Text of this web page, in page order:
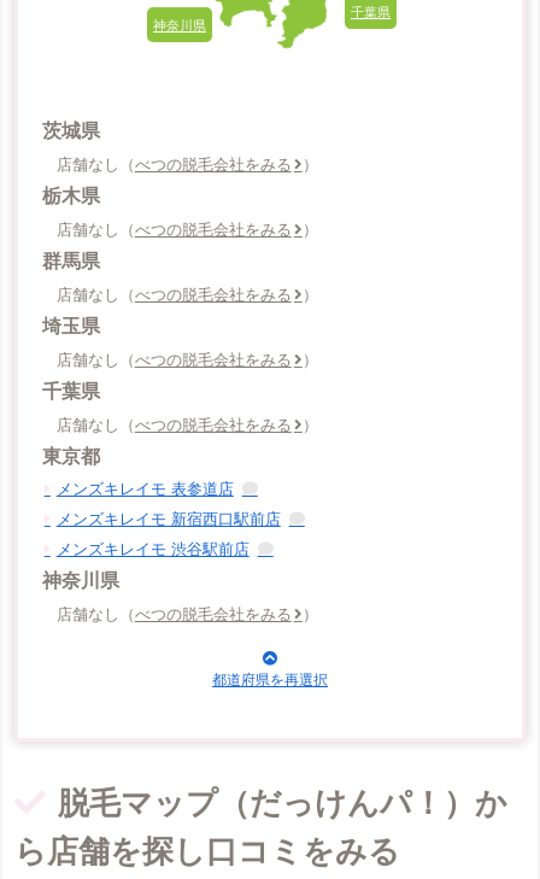
千葉県
神奈川県
茨城県
店舗なし（べつの脱毛会社をみる ）
栃木県
店舗なし（べつの脱毛会社をみる ）
群馬県
店舗なし（べつの脱毛会社をみる ）
埼玉県
店舗なし（べつの脱毛会社をみる ）
千葉県
店舗なし（べつの脱毛会社をみる ）
東京都
メンズキレイモ 表参道店
メンズキレイモ 新宿西口駅前店
メンズキレイモ 渋谷駅前店
神奈川県
店舗なし（べつの脱毛会社をみる ）
脱毛マップ（だっけんパ！）か
ら店舗を探し口コミをみる